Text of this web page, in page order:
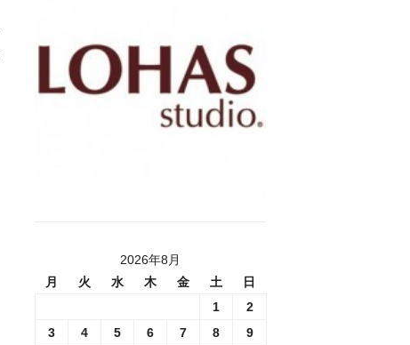
2026年8月
月
火 水 木 金 土 日
1
2
3
4 5 6 7 8
9